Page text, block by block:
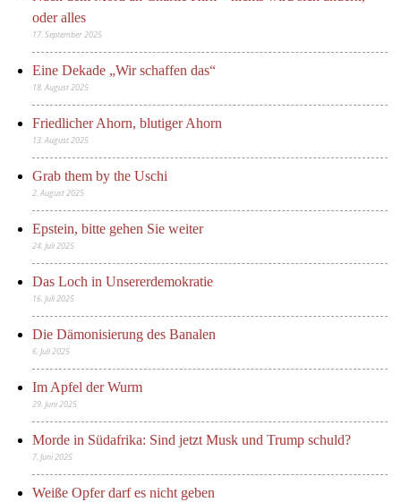
oder alles
17. September 2025
Eine Dekade „Wir schaffen das“
18. August 2025
Friedlicher Ahorn, blutiger Ahorn
13. August 2025
Grab them by the Uschi
2. August 2025
Epstein, bitte gehen Sie weiter
24. Juli 2025
Das Loch in Unsererdemokratie
16. Juli 2025
Die Dämonisierung des Banalen
6. Juli 2025
Im Apfel der Wurm
29. Juni 2025
Morde in Südafrika: Sind jetzt Musk und Trump schuld?
7. Juni 2025
Weiße Opfer darf es nicht geben